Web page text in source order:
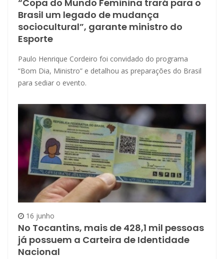
“Copa do Mundo Feminina trará para o
Brasil um legado de mudança
sociocultural”, garante ministro do
Esporte
Paulo Henrique Cordeiro foi convidado do programa
“Bom Dia, Ministro” e detalhou as preparações do Brasil
para sediar o evento.
16 junho
No Tocantins, mais de 428,1 mil pessoas
já possuem a Carteira de Identidade
Nacional